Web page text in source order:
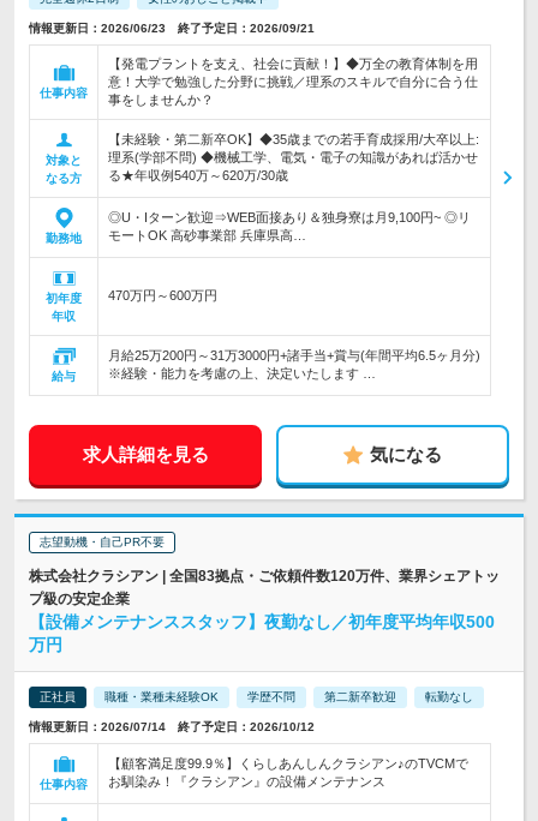
情報更新日：2026/06/23 終了予定日：2026/09/21
仕事内容
【発電プラントを支え、社会に貢献！】◆万全の教育体制を用
意！大学で勉強した分野に挑戦／理系のスキルで自分に合う仕
事をしませんか？
対象と
なる方
【未経験・第二新卒OK】◆35歳までの若手育成採用/大卒以上:
理系(学部不問) ◆機械工学、電気・電子の知識があれば活かせ
る★年収例540万～620万/30歳
勤務地
◎U・Iターン歓迎⇒WEB面接あり＆独身寮は月9,100円~ ◎リ
モートOK 高砂事業部 兵庫県高…
初年度
年収
470万円～600万円
給与
月給25万200円～31万3000円+諸手当+賞与(年間平均6.5ヶ月分)
※経験・能力を考慮の上、決定いたします …
求人詳細を見る 気になる
志望動機・自己PR不要
株式会社クラシアン | 全国83拠点・ご依頼件数120万件、業界シェアトッ
プ級の安定企業
【設備メンテナンススタッフ】夜勤なし／初年度平均年収500
万円
正社員 職種・業種未経験OK 学歴不問 第二新卒歓迎 転勤なし
情報更新日：2026/07/14 終了予定日：2026/10/12
仕事内容
【顧客満足度99.9％】くらしあんしんクラシアン♪のTVCMで
お馴染み！『クラシアン』の設備メンテナンス